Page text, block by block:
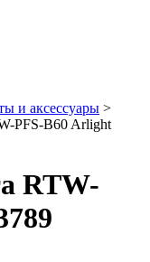
и аксессуары >
PFS-B60 Arlight
RTW-